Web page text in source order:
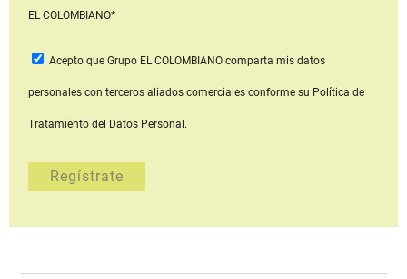
EL COLOMBIANO*
Acepto que Grupo EL COLOMBIANOcomparta mis datos
personales con terceros aliados comerciales conforme su Política de
Tratamiento del Datos Personal.